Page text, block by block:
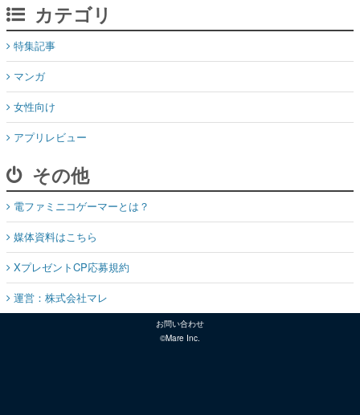
カテゴリ
特集記事
マンガ
女性向け
アプリレビュー
その他
電ファミニコゲーマーとは？
媒体資料はこちら
XプレゼントCP応募規約
運営：株式会社マレ
お問い合わせ
©Mare Inc.